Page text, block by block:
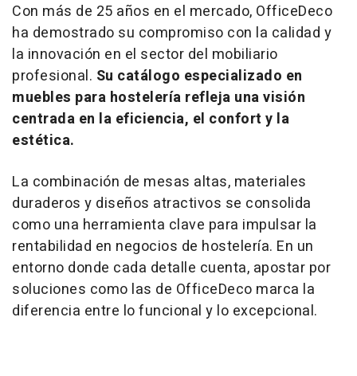
Con más de 25 años en el mercado, OfficeDeco
ha demostrado su compromiso con la calidad y
la innovación en el sector del mobiliario
profesional. Su catálogo especializado en
muebles para hostelería refleja una visión
centrada en la eficiencia, el confort y la
estética.
La combinación de mesas altas, materiales
duraderos y diseños atractivos se consolida
como una herramienta clave para impulsar la
rentabilidad en negocios de hostelería. En un
entorno donde cada detalle cuenta, apostar por
soluciones como las de OfficeDeco marca la
diferencia entre lo funcional y lo excepcional.